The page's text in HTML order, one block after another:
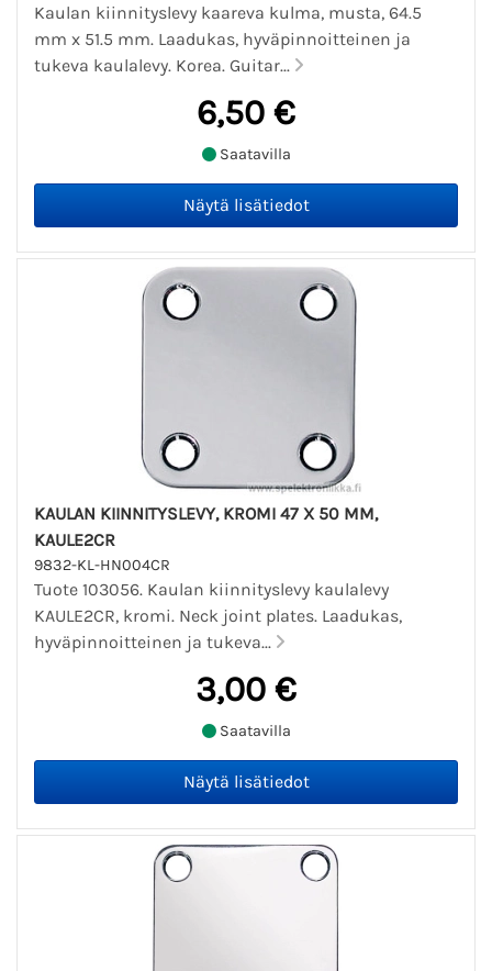
Kaulan kiinnityslevy kaareva kulma, musta, 64.5
mm x 51.5 mm. Laadukas, hyväpinnoitteinen ja
tukeva kaulalevy. Korea. Guitar...
6,50 €
Saatavilla
KAULAN KIINNITYSLEVY, KROMI 47 X 50 MM,
KAULE2CR
9832-KL-HN004CR
Tuote 103056. Kaulan kiinnityslevy kaulalevy
KAULE2CR, kromi. Neck joint plates. Laadukas,
hyväpinnoitteinen ja tukeva...
3,00 €
Saatavilla